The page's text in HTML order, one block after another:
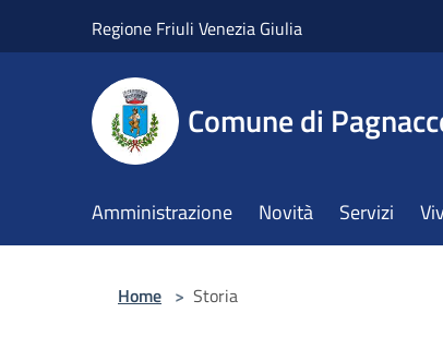
Regione Friuli Venezia Giulia
Comune di
Amministrazione Novità Servizi
Home > Storia